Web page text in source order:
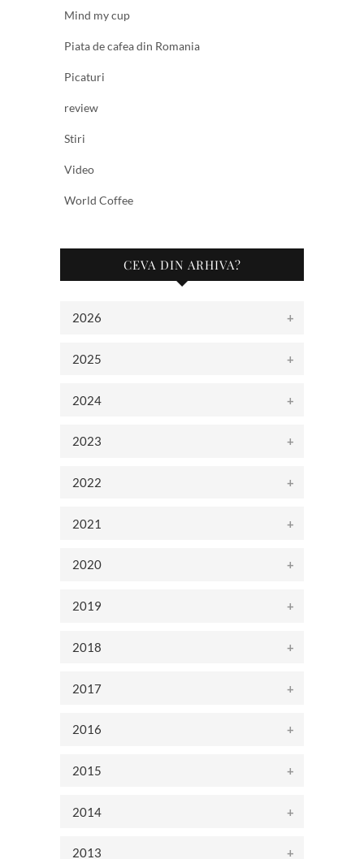
Mind my cup
Piata de cafea din Romania
Picaturi
review
Stiri
Video
World Coffee
CEVA DIN ARHIVA?
2026
2025
2024
2023
2022
2021
2020
2019
2018
2017
2016
2015
2014
2013